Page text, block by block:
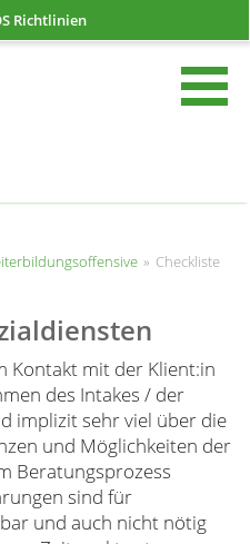
Richtlinien
» Checkliste
Kontakt mit der Klient:in
des Intakes / der
implizit sehr viel über die
und Möglichkeiten der
Beratungsprozess
sind für
und auch nicht nötig